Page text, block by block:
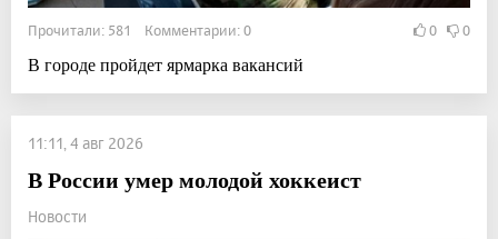
Прочитали: 581 Комментарии: 0 0 0
В городе пройдет ярмарка вакансий
11:11, 4 авг 2026
В России умер молодой хоккеист
Новости